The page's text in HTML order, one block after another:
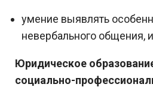
умение выявлять
невербального общения,
Юридическое
социально-